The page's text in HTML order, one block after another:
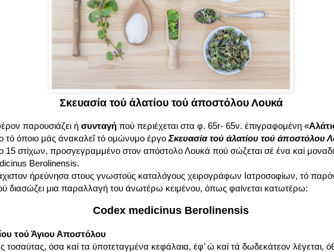
Σκευασία τού άλατίου τού άποστόλου Λουκά
παρουσιάζει ή συνταγή πού περιέχεται στα φ. 65r- 65ν. έπιγραφομένη «
τό όποιο μάς άνακαλεΐ τό ομώνυμο έργο Σκευασία τού άλατίου τού άποστόλου
15 στίχων, προσγεγραμμένο στον απόστολο Λουκά πού σώζεται σέ ένα καί
Berolinensis.
ήρεύνησα στους γνωστούς καταλόγους χειρογράφων Ιατροσοφίων, τό παρόν
διασώζει μια παραλλαγή του άνωτέρω κειμένου, όπως φαίνεται κατωτέρω:
Codex medicinus Berolinensis
τού Άγιου Αποστόλου
τοσαύτας, όσα καί τα ύποτεταγμένα κεφάλαια, έφ’ ώ καί τά δωδεκάτεον λέγεται,